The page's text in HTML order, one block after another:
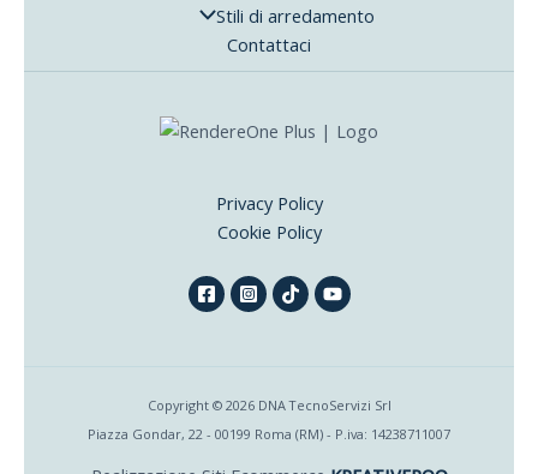
Stili di arredamento
Contattaci
Privacy Policy
Cookie Policy
Copyright © 2026 DNA TecnoServizi Srl
Piazza Gondar, 22 - 00199 Roma (RM) - P.iva: 14238711007